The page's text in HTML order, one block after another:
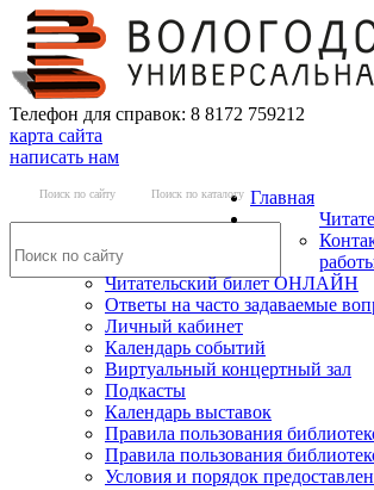
Телефон для справок: 8 8172 759212
карта сайта
написать нам
Поиск по сайту Поиск по каталогу Главная
Читательский билет ОНЛАЙН
Ответы на часто задаваемые
Личный кабинет
Календарь событий
Виртуальный концертный зал
Подкасты
Календарь выставок
Правила пользования
Правила пользования
Условия и порядок